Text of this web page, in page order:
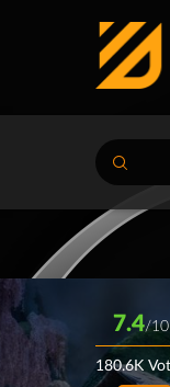
7.4/10
180.6K